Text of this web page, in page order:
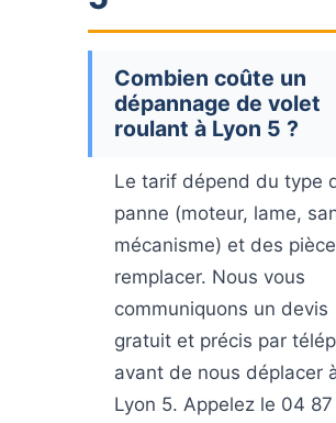
Combien coûte un
dépannage de volet
roulant à Lyon 5 ?
Le tarif dépend du type
panne (moteur, lame,
mécanisme) et des
remplacer. Nous vous
communiquons un devis
gratuit et précis par
avant de nous déplacer
Lyon 5. Appelez le 04